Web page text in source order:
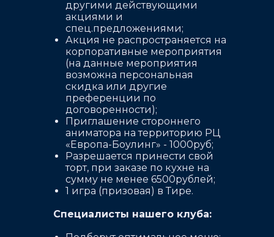
другими действующими
акциями и
спец.предложениями;
Акция не распространяется на
корпоративные мероприятия
(на данные мероприятия
возможна персональная
скидка или другие
преференции по
договоренности);
Приглашение стороннего
аниматора на территорию РЦ
«Европа-Боулинг» - 1000руб;
Разрешается принести свой
торт, при заказе по кухне на
сумму не менее 6500рублей;
1 игра (призовая) в Тире.
Специалисты нашего клуба: